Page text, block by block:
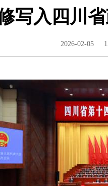
写入四川
2026-02-05